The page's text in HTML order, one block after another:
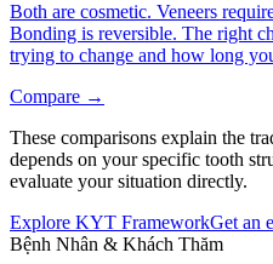
Both are cosmetic. Veneers
Bonding is reversible. The right
trying to change and how long
Compare →
These comparisons explain the
depends on your specific tooth
evaluate your situation directly.
Explore KYT FrameworkGet an
Bệnh Nhân & Khách Thăm